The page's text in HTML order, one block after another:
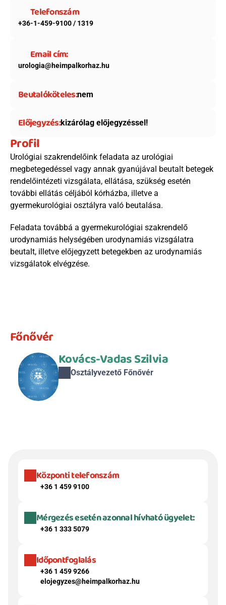
Telefonszám
+36-1-459-9100 / 1319
Email cím:
urologia@heimpalkorhaz.hu
Beutalóköteles:nem
Előjegyzés:kizárólag előjegyzéssel!
Profil
Urológiai szakrendelőink feladata az urológiai
megbetegedéssel vagy annak gyanújával beutalt betegek
rendelőintézeti vizsgálata, ellátása, szükség esetén
további ellátás céljából kórházba, illetve a
gyermekurológiai osztályra való beutalása.
Feladata továbbá a gyermekurológiai szakrendelő
urodynamiás helységében urodynamiás vizsgálatra
beutalt, illetve előjegyzett betegekben az urodynamiás
vizsgálatok elvégzése.
Főnővér
Kovács-Vadas Szilvia
Osztályvezető Főnővér
Központi telefonszám
+36 1 459 9100
Mérgezés esetén azonnal hívható ügyelet:
+36 1 333 5079
Időpontfoglalás
+36 1 459 9266
elojegyzes@heimpalkorhaz.hu